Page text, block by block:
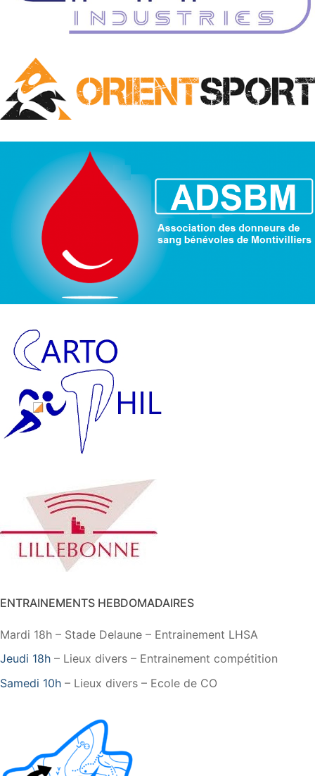
ENTRAINEMENTS HEBDOMADAIRES
Mardi 18h – Stade Delaune – Entrainement LHSA
Jeudi 18h – Lieux divers – Entrainement compétition
Samedi 10h – Lieux divers – Ecole de CO